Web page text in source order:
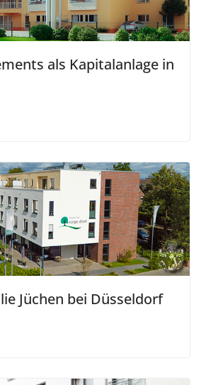
als Kapitalanlage in
Jüchen bei Düsseldorf